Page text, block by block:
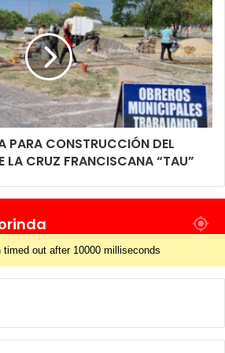
PARA CONSTRUCCIÓN DEL
LA CRUZ FRANCISCANA “TAU”
timed out after 10000 milliseconds